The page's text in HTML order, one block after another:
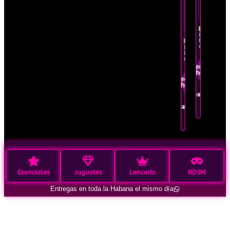
tiempo
limitado
Recíbelo
hoy
mismo
Pedir por
WhatsApp
Recíbelo
hoy
mismo
Pedir por
WhatsApp
Esenciales Juguetes Lencería BDSM
Entregas en toda la Habana el mismo día